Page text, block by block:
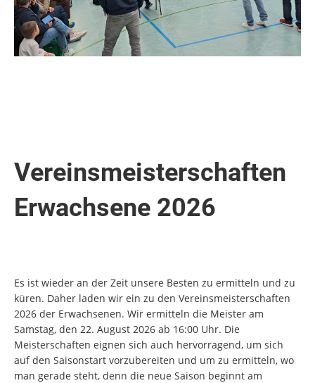
Vereinsmeisterschaften
Erwachsene 2026
Es ist wieder an der Zeit unsere Besten zu ermitteln und zu
küren. Daher laden wir ein zu den Vereinsmeisterschaften
2026 der Erwachsenen. Wir ermitteln die Meister am
Samstag, den 22. August 2026 ab 16:00 Uhr. Die
Meisterschaften eignen sich auch hervorragend, um sich
auf den Saisonstart vorzubereiten und um zu ermitteln, wo
man gerade steht, denn die neue Saison beginnt am